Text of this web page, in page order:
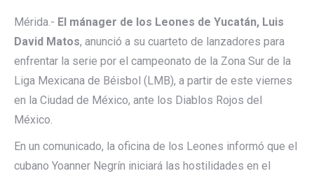
Mérida.- El mánager de los Leones de Yucatán, Luis
David Matos, anunció a su cuarteto de lanzadores para
enfrentar la serie por el campeonato de la Zona Sur de la
Liga Mexicana de Béisbol (LMB), a partir de este viernes
en la Ciudad de México, ante los Diablos Rojos del
México.
En un comunicado, la oficina de los Leones informó que el
cubano Yoanner Negrín iniciará las hostilidades en el